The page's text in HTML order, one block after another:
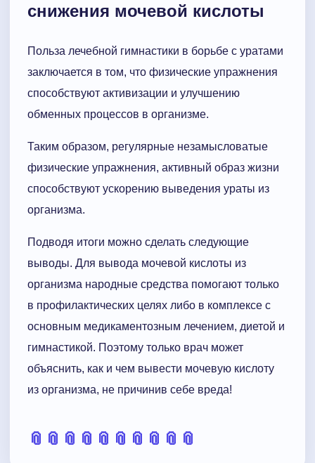
снижения мочевой кислоты
Польза лечебной гимнастики в борьбе с уратами
заключается в том, что физические упражнения
способствуют активизации и улучшению
обменных процессов в организме.
Таким образом, регулярные незамысловатые
физические упражнения, активный образ жизни
способствуют ускорению выведения ураты из
организма.
Подводя итоги можно сделать следующие
выводы. Для вывода мочевой кислоты из
организма народные средства помогают только
в профилактических целях либо в комплексе с
основным медикаментозным лечением, диетой и
гимнастикой. Поэтому только врач может
объяснить, как и чем вывести мочевую кислоту
из организма, не причинив себе вреда!
📎 📎 📎 📎 📎 📎 📎 📎 📎 📎